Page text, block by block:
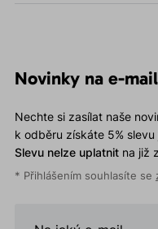
Novinky na e-mail
Nechte si zasílat naše
k odběru získáte 5%
Slevu nelze uplatnitna již
* Přihlášením souhlasíte se